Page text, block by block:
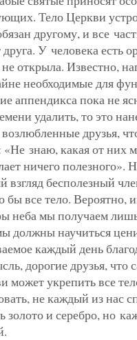
Тело Церкви
другому, и все
У человека есть
открыла. Известно,
необходимые для
аппендикса пока не
удалить, то это
друзья,
знаю, какая от них
ничего полезного».
взгляд бесполезный
бы все тело. Вероят­но,
неба мы получаем лишь
должны научиться
каждый день
дорогие друзья,
может укре­пить все
не каж­дый из нас
золото и серебро, но